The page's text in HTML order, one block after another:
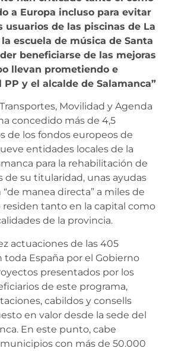
a Europa incluso para evitar
usuarios de las piscinas de La
escuela de música de Santa
beneficiarse de las mejoras
llevan prometiendo e
y el alcalde de Salamanca”
Movilidad y Agenda
concedido más de 4,5
de los fondos europeos de
entidades locales de la
para la rehabilitación de
de su titularidad, unas ayudas
manea directa” a miles de
tanto en la capital como
de la provincia.
actuaciones de las 405
toda España por el Gobierno
presentados por los
de este programa,
cabildos y consells
en valor desde la sede del
En este punto, cabe
con más de 50.000